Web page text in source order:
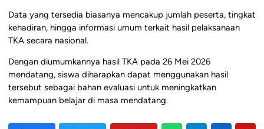
Data yang tersedia biasanya mencakup jumlah peserta, tingkat
kehadiran, hingga informasi umum terkait hasil pelaksanaan
TKA secara nasional.
Dengan diumumkannya hasil TKA pada 26 Mei 2026
mendatang, siswa diharapkan dapat menggunakan hasil
tersebut sebagai bahan evaluasi untuk meningkatkan
kemampuan belajar di masa mendatang.